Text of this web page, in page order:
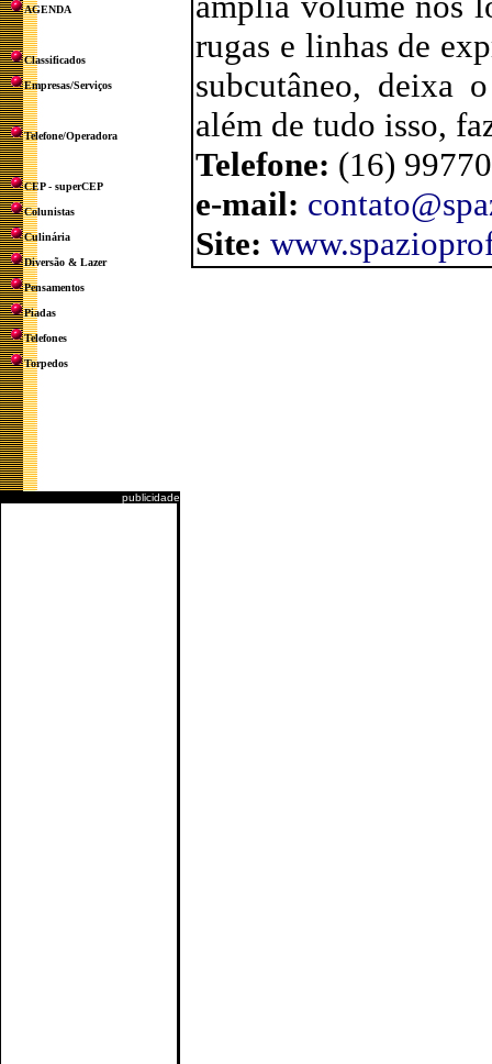
AGENDA
Classificados
Empresas/Serviços
Telefone/Operadora
CEP - superCEP
Colunistas
Culinária
Diversão & Lazer
Pensamentos
Piadas
Telefones
Torpedos
publicidade
rugas e linhas de
subcutâneo, deixa
além de tudo isso,
Telefone: (16)
e-mail:
Site: